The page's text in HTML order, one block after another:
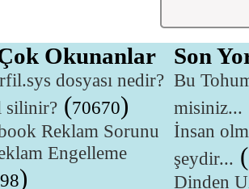
Okunanlar Son
dosyası nedir?
silinir? (70670)
Reklam Sorunu
Engelleme
)
Bu
misiniz...
İnsan
şeydir... (
Dinden